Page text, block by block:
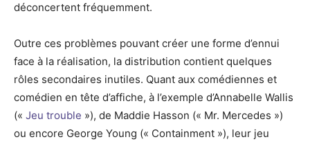
déconcertent fréquemment.
Outre ces problèmes pouvant créer une forme d’ennui
face à la réalisation, la distribution contient quelques
rôles secondaires inutiles. Quant aux comédiennes et
comédien en tête d’affiche, à l’exemple d’Annabelle Wallis
(« Jeu trouble »), de Maddie Hasson (« Mr. Mercedes »)
ou encore George Young (« Containment »), leur jeu